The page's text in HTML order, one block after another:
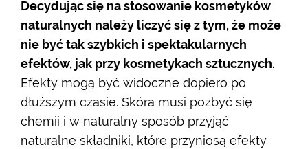
Decydując się na stosowanie kosmetyków
naturalnych należy liczyć się z tym, że może
nie być tak szybkich i spektakularnych
efektów, jak przy kosmetykach sztucznych.
Efekty mogą być widoczne dopiero po
dłuższym czasie. Skóra musi pozbyć się
chemii i w naturalny sposób przyjąć
naturalne składniki, które przyniosą efekty